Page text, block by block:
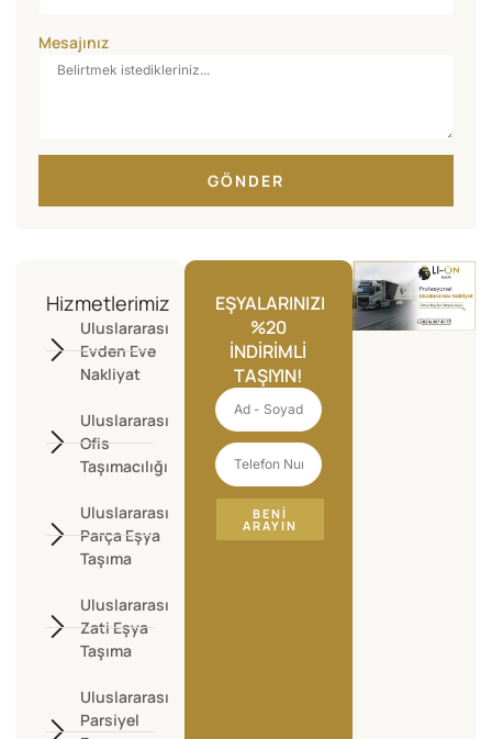
Mesajınız
GÖNDER
Hizmetlerimiz
Uluslararası
Evden Eve
Nakliyat
Uluslararası
Ofis
Taşımacılığı
Uluslararası
Parça Eşya
Taşıma
Uluslararası
Zati Eşya
Taşıma
Uluslararası
Parsiyel
EŞYALARINIZI
%20
İNDIRIMLI
TAŞIYIN!
BENI
ARAYIN